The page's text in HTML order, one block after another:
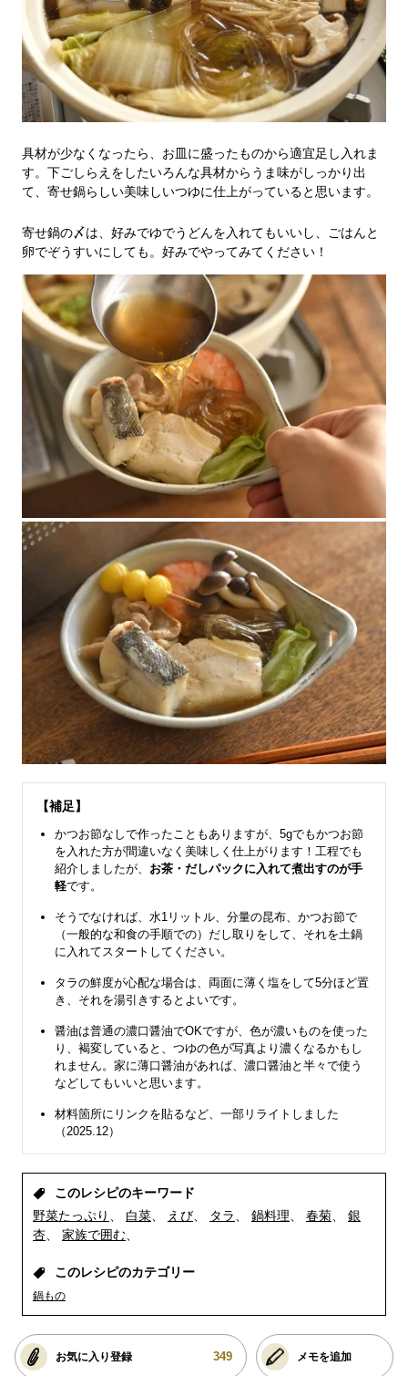
具材が少なくなったら、お皿に盛ったものから適宜足し入れま
す。下ごしらえをしたいろんな具材からうま味がしっかり出
て、寄せ鍋らしい美味しいつゆに仕上がっていると思います。
寄せ鍋の〆は、好みでゆでうどんを入れてもいいし、ごはんと
卵でぞうすいにしても。好みでやってみてください！
【補足】
かつお節なしで作ったこともありますが、5gでもかつお節
を入れた方が間違いなく美味しく仕上がります！工程でも
紹介しましたが、 お茶・だしパックに入れて煮出すのが手
軽です。
そうでなければ、水1リットル、分量の昆布、かつお節で
（一般的な和食の手順での）だし取りをして、それを土鍋
に入れてスタートしてください。
タラの鮮度が心配な場合は、両面に薄く塩をして5分ほど置
き、それを湯引きするとよいです。
醤油は普通の濃口醤油でOKですが、色が濃いものを使った
り、褐変していると、つゆの色が写真より濃くなるかもし
れません。家に薄口醤油があれば、濃口醤油と半々で使う
などしてもいいと思います。
材料箇所にリンクを貼るなど、一部リライトしました
（2025.12）
このレシピのキーワード
野菜たっぷり
白菜 えび タラ 鍋料理 春菊
銀
杏
家族で囲む
このレシピのカテゴリー
鍋もの
お気に入り登録 349 メモを追加